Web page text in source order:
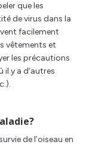
que les
de virus dans la
facilement
vêtements et
les précautions
il y a d’autres
de l’oiseau en